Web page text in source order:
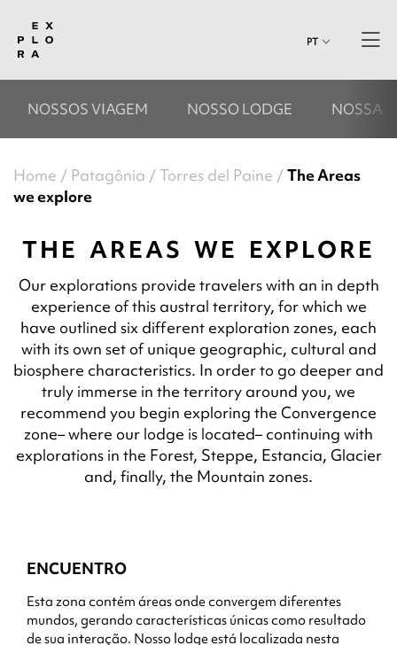
PT
NOSSOS VIAGEM NOSSO LODGE NOSSAS
Home Patagônia Torres del Paine
The Areas
we explore
THE AREAS WE EXPLORE
Our explorations provide travelers with an in depth
experience of this austral territory, for which we
have outlined six different exploration zones, each
with its own set of unique geographic, cultural and
biosphere characteristics. In order to go deeper and
truly immerse in the territory around you, we
recommend you begin exploring the Convergence
zone– where our lodge is located– continuing with
explorations in the Forest, Steppe, Estancia, Glacier
and, finally, the Mountain zones.
ENCUENTRO
Esta zona contém áreas onde convergem diferentes
mundos, gerando características únicas como resultado
de sua interação. Nosso lodge está localizada nesta